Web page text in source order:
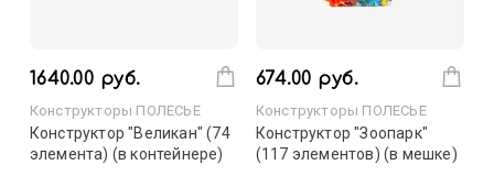
1640.00 руб.
Конструкторы ПОЛЕСЬЕ
Конструктор "Великан" (74
элемента) (в контейнере)
674.00 руб.
Конструкторы ПОЛЕСЬЕ
Конструктор "Зоопарк"
(117 элементов) (в мешке)